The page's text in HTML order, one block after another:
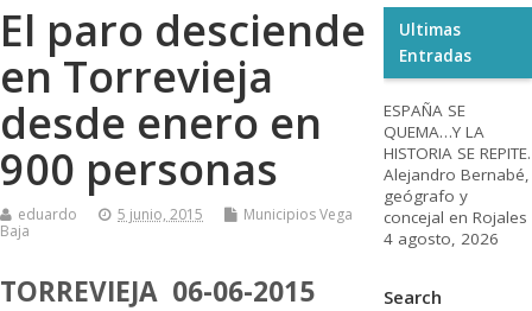
El paro desciende
en Torrevieja
desde enero en
900 personas
eduardo 5 junio, 2015
Municipios Vega
Baja
TORREVIEJA 06-06-2015
Ultimas
Entradas
ESPAÑA SE
QUEMA…Y LA
HISTORIA SE REPITE.
Alejandro Bernabé,
geógrafo y
concejal en Rojales
4 agosto, 2026
Search